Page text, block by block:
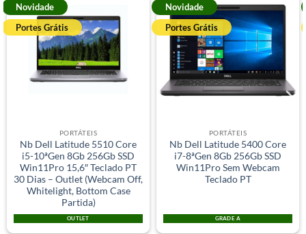
Novidade
Portes Grátis
PORTÁTEIS
Nb Dell Latitude 5510 Core
i5-10ªGen 8Gb 256Gb SSD
Win11Pro 15,6″ Teclado PT
30 Dias – Outlet (Webcam Off,
Whitelight, Bottom Case
Partida)
OUTLET
Novidade
Portes Grátis
PORTÁTEIS
Nb Dell Latitude 5400 Core
i7-8ªGen 8Gb 256Gb SSD
Win11Pro Sem Webcam
Teclado PT
GRADE A